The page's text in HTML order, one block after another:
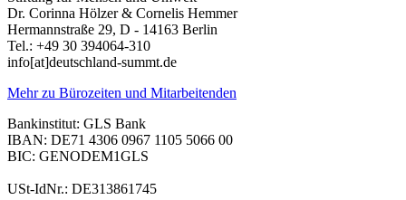
Dr. Corinna Hölzer & Cornelis Hemmer
Hermannstraße 29, D - 14163 Berlin
Tel.: +49 30 394064-310
info[at]deutschland-summt.de
Mehr zu Bürozeiten und Mitarbeitenden
Bankinstitut: GLS Bank
IBAN: DE71 4306 0967 1105 5066 00
BIC: GENODEM1GLS
USt-IdNr.: DE313861745